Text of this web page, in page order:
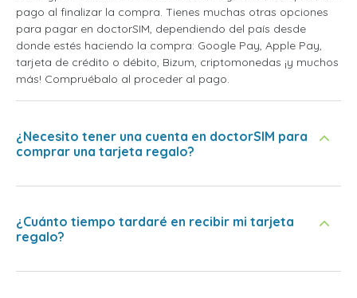
pago al finalizar la compra. Tienes muchas otras opciones
para pagar en doctorSIM, dependiendo del país desde
donde estés haciendo la compra: Google Pay, Apple Pay,
tarjeta de crédito o débito, Bizum, criptomonedas ¡y muchos
más! Compruébalo al proceder al pago.
¿Necesito tener una cuenta en doctorSIM para
comprar una tarjeta regalo?
¿Cuánto tiempo tardaré en recibir mi tarjeta
regalo?